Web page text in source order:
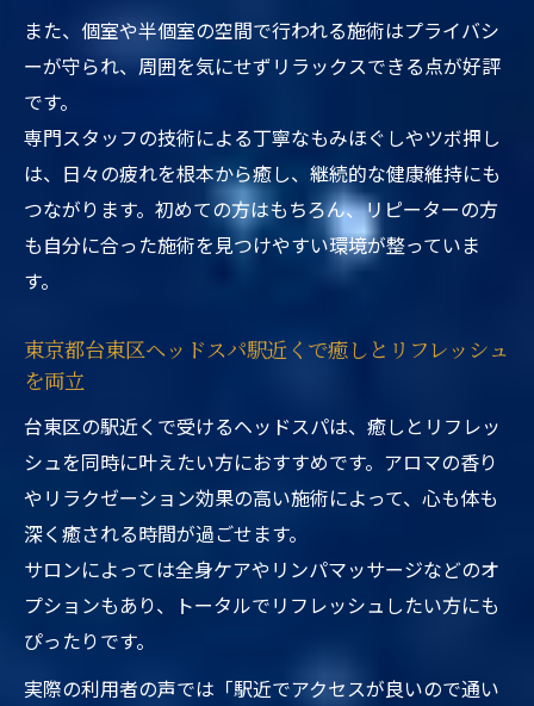
また、個室や半個室の空間で行われる施術はプライバシ
ーが守られ、周囲を気にせずリラックスできる点が好評
です。
専門スタッフの技術による丁寧なもみほぐしやツボ押し
は、日々の疲れを根本から癒し、継続的な健康維持にも
つながります。初めての方はもちろん、リピーターの方
も自分に合った施術を見つけやすい環境が整っていま
す。
東京都台東区ヘッドスパ駅近くで癒しとリフレッシュ
を両立
台東区の駅近くで受けるヘッドスパは、癒しとリフレッ
シュを同時に叶えたい方におすすめです。アロマの香り
やリラクゼーション効果の高い施術によって、心も体も
深く癒される時間が過ごせます。
サロンによっては全身ケアやリンパマッサージなどのオ
プションもあり、トータルでリフレッシュしたい方にも
ぴったりです。
実際の利用者の声では「駅近でアクセスが良いので通い